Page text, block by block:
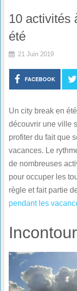
10 activités
été
21 Juin 2019
FACEBOOK
Un city break en
découvrir une ville
profiter du fait que
vacances. Le
de nombreuses
pour occuper les
règle et fait partie
pendant les